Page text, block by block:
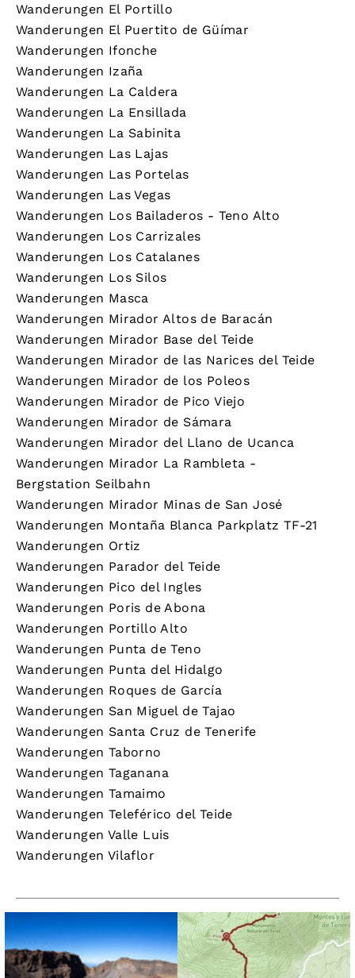
Wanderungen El Portillo
Wanderungen El Puertito de Güímar
Wanderungen Ifonche
Wanderungen Izaña
Wanderungen La Caldera
Wanderungen La Ensillada
Wanderungen La Sabinita
Wanderungen Las Lajas
Wanderungen Las Portelas
Wanderungen Las Vegas
Wanderungen Los Bailaderos - Teno Alto
Wanderungen Los Carrizales
Wanderungen Los Catalanes
Wanderungen Los Silos
Wanderungen Masca
Wanderungen Mirador Altos de Baracán
Wanderungen Mirador Base del Teide
Wanderungen Mirador de las Narices del Teide
Wanderungen Mirador de los Poleos
Wanderungen Mirador de Pico Viejo
Wanderungen Mirador de Sámara
Wanderungen Mirador del Llano de Ucanca
Wanderungen Mirador La Rambleta -
Bergstation Seilbahn
Wanderungen Mirador Minas de San José
Wanderungen Montaña Blanca Parkplatz TF-21
Wanderungen Ortiz
Wanderungen Parador del Teide
Wanderungen Pico del Ingles
Wanderungen Poris de Abona
Wanderungen Portillo Alto
Wanderungen Punta de Teno
Wanderungen Punta del Hidalgo
Wanderungen Roques de García
Wanderungen San Miguel de Tajao
Wanderungen Santa Cruz de Tenerife
Wanderungen Taborno
Wanderungen Taganana
Wanderungen Tamaimo
Wanderungen Teleférico del Teide
Wanderungen Valle Luis
Wanderungen Vilaflor